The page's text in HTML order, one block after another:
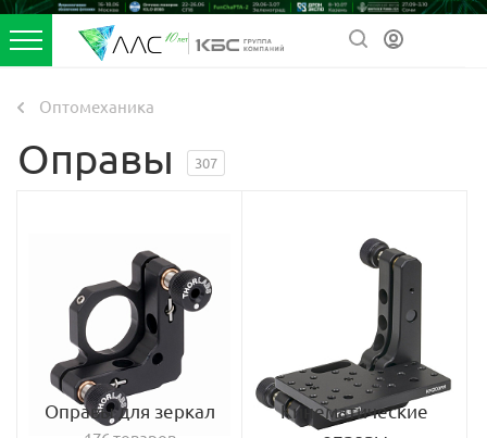
Оптомеханика
Оправы 307
Оправы для зеркал
Кинематические